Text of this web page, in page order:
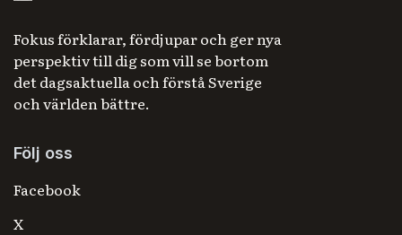
Fokus förklarar, fördjupar och ger nya
perspektiv till dig som vill se bortom
det dagsaktuella och förstå Sverige
och världen bättre.
Följ oss
Facebook
X